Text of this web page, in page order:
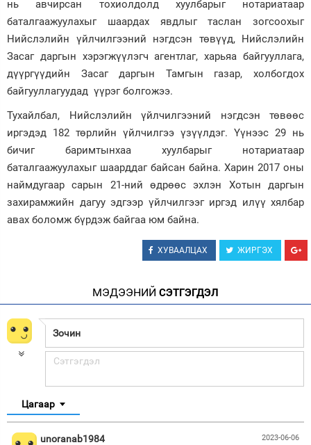
нь авчирсан тохиолдолд хуулбарыг нотариатаар
баталгаажуулахыг шаардах явдлыг таслан зогсоохыг
Нийслэлийн үйлчилгээний нэгдсэн төвүүд, Нийслэлийн
Засаг даргын хэрэгжүүлэгч агентлаг, харьяа байгууллага,
дүүргүүдийн Засаг даргын Тамгын газар, холбогдох
байгууллагуудад үүрэг болгожээ.
Тухайлбал, Нийслэлийн үйлчилгээний нэгдсэн төвөөс
иргэдэд 182 төрлийн үйлчилгээ үзүүлдэг. Үүнээс 29 нь
бичиг баримтынхаа хуулбарыг нотариатаар
баталгаажуулахыг шаарддаг байсан байна. Харин 2017 оны
наймдугаар сарын 21-ний өдрөөс эхлэн Хотын даргын
захирамжийн дагуу эдгээр үйлчилгээг иргэд илүү хялбар
авах боломж бүрдэж байгаа юм байна.
ХУВААЛЦАХ ЖИРГЭХ
МЭДЭЭНИЙ СЭТГЭГДЭЛ
Цагаар
2023-06-06
unoranab1984